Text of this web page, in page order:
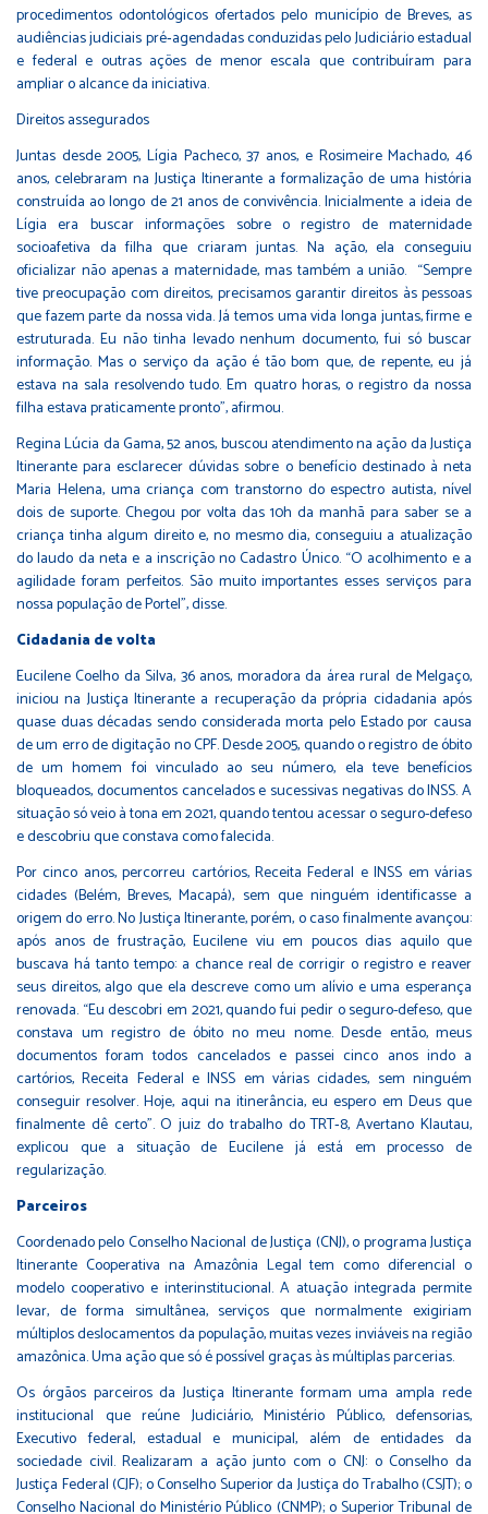
procedimentos odontológicos ofertados pelo município de Breves, as
audiências judiciais pré‑agendadas conduzidas pelo Judiciário estadual
e federal e outras ações de menor escala que contribuíram para
ampliar o alcance da iniciativa.
Direitos assegurados
Juntas desde 2005, Lígia Pacheco, 37 anos, e Rosimeire Machado, 46
anos, celebraram na Justiça Itinerante a formalização de uma história
construída ao longo de 21 anos de convivência. Inicialmente a ideia de
Lígia era buscar informações sobre o registro de maternidade
socioafetiva da filha que criaram juntas. Na ação, ela conseguiu
oficializar não apenas a maternidade, mas também a união. “Sempre
tive preocupação com direitos, precisamos garantir direitos às pessoas
que fazem parte da nossa vida. Já temos uma vida longa juntas, firme e
estruturada. Eu não tinha levado nenhum documento, fui só buscar
informação. Mas o serviço da ação é tão bom que, de repente, eu já
estava na sala resolvendo tudo. Em quatro horas, o registro da nossa
filha estava praticamente pronto”, afirmou.
Regina Lúcia da Gama, 52 anos, buscou atendimento na ação da Justiça
Itinerante para esclarecer dúvidas sobre o benefício destinado à neta
Maria Helena, uma criança com transtorno do espectro autista, nível
dois de suporte. Chegou por volta das 10h da manhã para saber se a
criança tinha algum direito e, no mesmo dia, conseguiu a atualização
do laudo da neta e a inscrição no Cadastro Único. “O acolhimento e a
agilidade foram perfeitos. São muito importantes esses serviços para
nossa população de Portel”, disse.
Cidadania de volta
Eucilene Coelho da Silva, 36 anos, moradora da área rural de Melgaço,
iniciou na Justiça Itinerante a recuperação da própria cidadania após
quase duas décadas sendo considerada morta pelo Estado por causa
de um erro de digitação no CPF. Desde 2005, quando o registro de óbito
de um homem foi vinculado ao seu número, ela teve benefícios
bloqueados, documentos cancelados e sucessivas negativas do INSS. A
situação só veio à tona em 2021, quando tentou acessar o seguro-defeso
e descobriu que constava como falecida.
Por cinco anos, percorreu cartórios, Receita Federal e INSS em várias
cidades (Belém, Breves, Macapá), sem que ninguém identificasse a
origem do erro. No Justiça Itinerante, porém, o caso finalmente avançou:
após anos de frustração, Eucilene viu em poucos dias aquilo que
buscava há tanto tempo: a chance real de corrigir o registro e reaver
seus direitos, algo que ela descreve como um alívio e uma esperança
renovada. “Eu descobri em 2021, quando fui pedir o seguro-defeso, que
constava um registro de óbito no meu nome. Desde então, meus
documentos foram todos cancelados e passei cinco anos indo a
cartórios, Receita Federal e INSS em várias cidades, sem ninguém
conseguir resolver. Hoje, aqui na itinerância, eu espero em Deus que
finalmente dê certo”. O juiz do trabalho do TRT‑8, Avertano Klautau,
explicou que a situação de Eucilene já está em processo de
regularização.
Parceiros
Coordenado pelo Conselho Nacional de Justiça (CNJ), o programa Justiça
Itinerante Cooperativa na Amazônia Legal tem como diferencial o
modelo cooperativo e interinstitucional. A atuação integrada permite
levar, de forma simultânea, serviços que normalmente exigiriam
múltiplos deslocamentos da população, muitas vezes inviáveis na região
amazônica. Uma ação que só é possível graças às múltiplas parcerias.
Os órgãos parceiros da Justiça Itinerante formam uma ampla rede
institucional que reúne Judiciário, Ministério Público, defensorias,
Executivo federal, estadual e municipal, além de entidades da
sociedade civil. Realizaram a ação junto com o CNJ: o Conselho da
Justiça Federal (CJF); o Conselho Superior da Justiça do Trabalho (CSJT); o
Conselho Nacional do Ministério Público (CNMP); o Superior Tribunal de